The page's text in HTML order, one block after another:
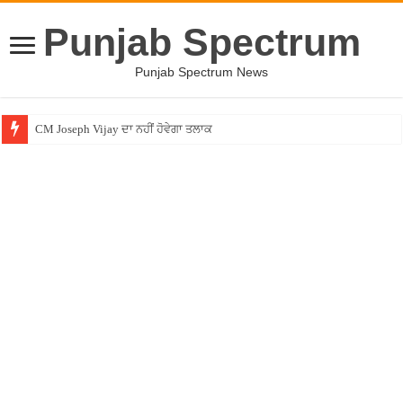
Punjab Spectrum
Punjab Spectrum News
CM Joseph Vijay ਦਾ ਨਹੀਂ ਹੋਵੇਗਾ ਤਲਾਕ